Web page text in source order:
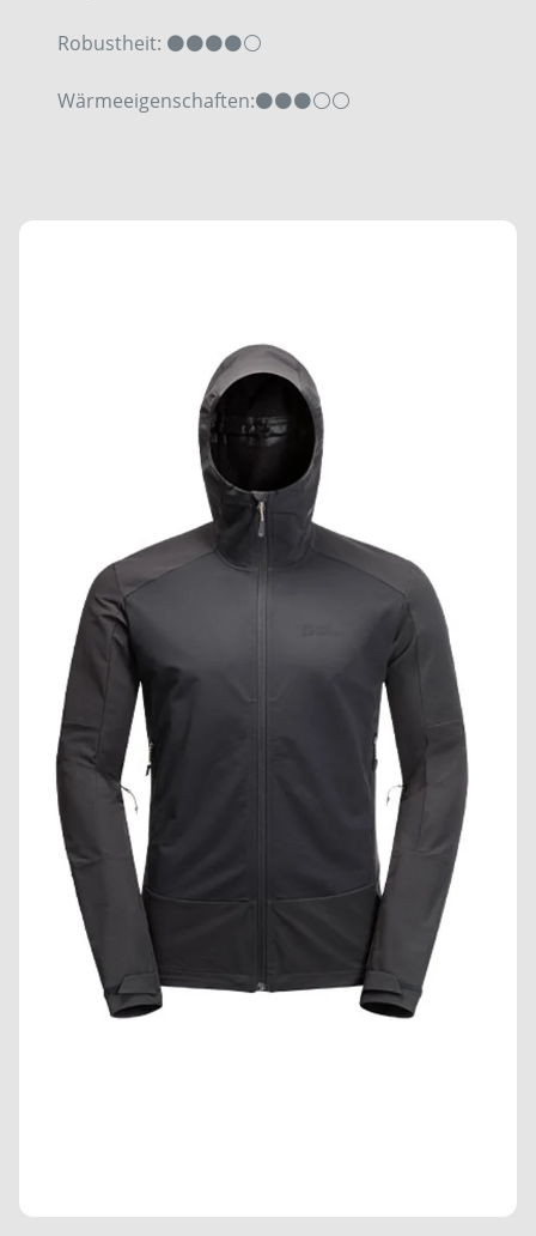
Robustheit: ⚫⚫⚫⚫⚪
Wärmeeigenschaften:⚫⚫⚫⚪⚪